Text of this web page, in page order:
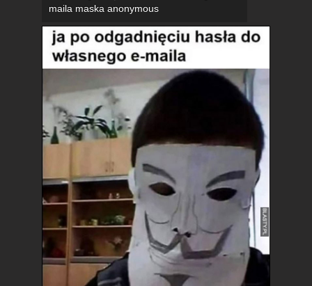
maila maska anonymous